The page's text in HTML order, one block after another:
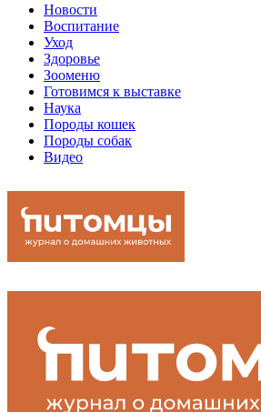
Новости
Воспитание
Уход
Здоровье
Зооменю
Готовимся к выставке
Наука
Породы кошек
Породы собак
Видео